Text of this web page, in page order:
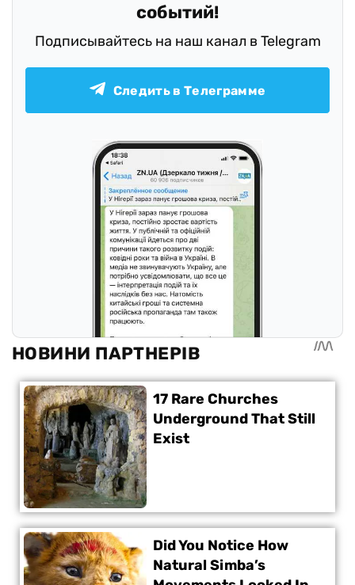
событий!
Подписывайтесь на наш канал в Telegram
Следить в Телеграмме